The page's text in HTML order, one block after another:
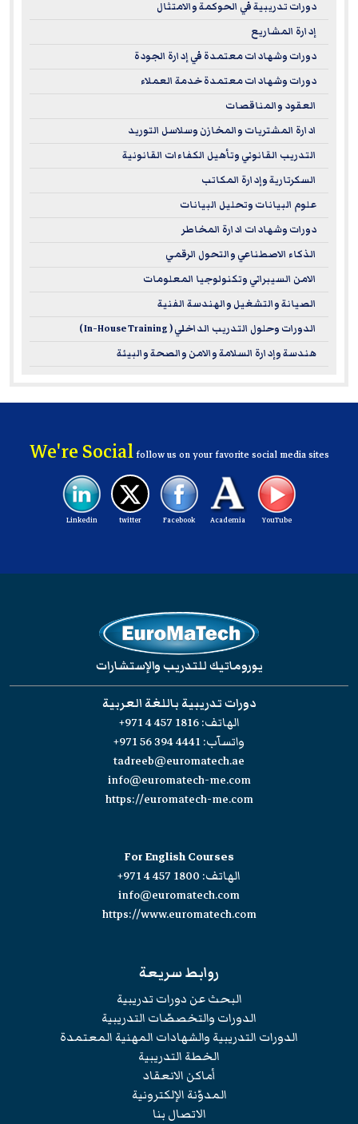
support career advancement, foster professional growth,
and help achieve long-term objectives in line with the
highest standards of quality and excellence.
Complaints regarding registered sponsors may be
submitted to the National Registry of CPE Sponsors through
www.learningmarket.org
دورات تدريبية في الحوكمة والامتثال
إدارة المشاريع
دورات وشهادات معتمدة في إدارة الجودة
دورات وشهادات معتمدة خدمة العملاء
العقود والمناقصات
ادارة المشتريات والمخازن وسلاسل التوريد
التدريب القانوني وتأهيل الكفاءات القانونية
السكرتارية وإدارة المكاتب
علوم البيانات وتحليل البيانات
دورات وشهادات ادارة المخاطر
الذكاء الاصطناعي والتحول الرقمي
الامن السيبراني وتكنولوجيا المعلومات
الصيانة والتشغيل والهندسة الفنية
الدورات وحلول التدريب الداخلي ( In-House Training )
هندسة وإدارة السلامة والامن والصحة والبيئة
We're Socialfollow us on your favorite social media sites
YouTube
Academia
Facebook
twitter
Linkedin
يوروماتيك للتدريب والإستشارات
دورات تدريبية باللغة العربية
الهاتف:+971 4 457 1816
واتسآب:+971 56 394 4441
tadreeb@euromatech.ae
info@euromatech-me.com
https://euromatech-me.com
For English Courses
الهاتف: +971 4 457 1800
info@euromatech.com
https://www.euromatech.com
روابط سريعة
البحث عن دورات تدريبية
الدورات والتخصصّات التدريبية
الدورات التدريبية والشهادات المهنية المعتمدة
الخطة التدريبية
أماكن الانعقاد
المدوّنة الإلكترونية
الاتصال بنا